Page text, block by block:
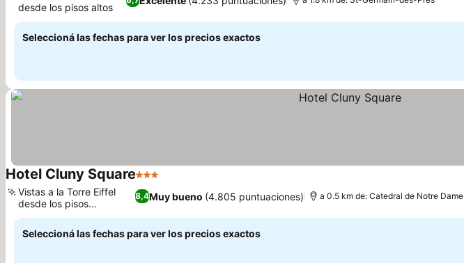
desde los pisos altos
Seleccioná las fechas para ver los precios exactos
Hotel Cluny Square3 Estrellas
8,4Muy bueno (4.805 puntuaciones)
Vistas a la Torre Eiffel
desde los pisos
superiores
a 0.5 km de: Catedral de Notre Dame
Seleccioná las fechas para ver los precios exactos